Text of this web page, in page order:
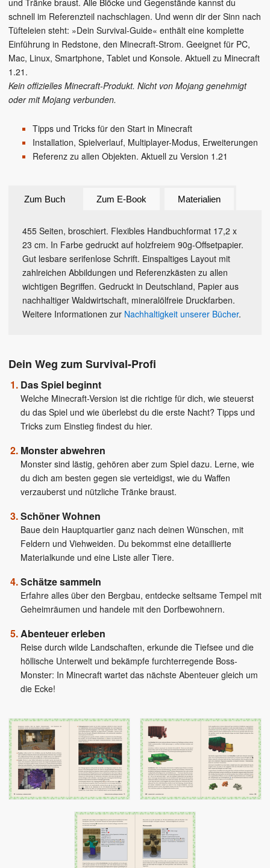
und Tränke braust. Alle Blöcke und Gegenstände kannst du
schnell im Referenzteil nachschlagen. Und wenn dir der Sinn nach
Tüfteleien steht: »Dein Survival-Guide« enthält eine komplette
Einführung in Redstone, den Minecraft-Strom. Geeignet für PC,
Mac, Linux, Smartphone, Tablet und Konsole. Aktuell zu Minecraft
1.21.
Kein offizielles Minecraft-Produkt. Nicht von Mojang genehmigt
oder mit Mojang verbunden.
Tipps und Tricks für den Start in Minecraft
Installation, Spielverlauf, Multiplayer-Modus, Erweiterungen
Referenz zu allen Objekten. Aktuell zu Version 1.21
Zum Buch Zum E-Book Materialien
455 Seiten, broschiert. Flexibles Handbuchformat 17,2 x
23 cm. In Farbe gedruckt auf holzfreiem 90g-Offsetpapier.
Gut lesbare serifenlose Schrift. Einspaltiges Layout mit
zahlreichen Abbildungen und Referenzkästen zu allen
wichtigen Begriffen. Gedruckt in Deutschland, Papier aus
nachhaltiger Waldwirtschaft, mineralölfreie Druckfarben.
Weitere Informationen zur Nachhaltigkeit unserer Bücher.
Dein Weg zum Survival-Profi
Das Spiel beginnt
Welche Minecraft-Version ist die richtige für dich, wie steuerst
du das Spiel und wie überlebst du die erste Nacht? Tipps und
Tricks zum Einstieg findest du hier.
Monster abwehren
Monster sind lästig, gehören aber zum Spiel dazu. Lerne, wie
du dich am besten gegen sie verteidigst, wie du Waffen
verzauberst und nützliche Tränke braust.
Schöner Wohnen
Baue dein Hauptquartier ganz nach deinen Wünschen, mit
Feldern und Viehweiden. Du bekommst eine detaillierte
Materialkunde und eine Liste aller Tiere.
Schätze sammeln
Erfahre alles über den Bergbau, entdecke seltsame Tempel mit
Geheimräumen und handele mit den Dorfbewohnern.
Abenteuer erleben
Reise durch wilde Landschaften, erkunde die Tiefsee und die
höllische Unterwelt und bekämpfe furchterregende Boss-
Monster: In Minecraft wartet das nächste Abenteuer gleich um
die Ecke!